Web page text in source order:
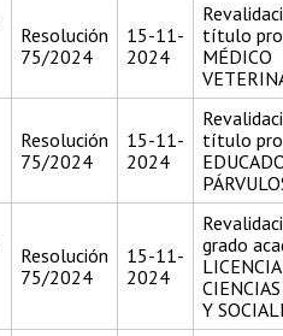
Resolución
75/2024
15-11-
2024
título
MÉDICO
Resolución
75/2024
15-11-
2024
título
Resolución
75/2024
15-11-
2024
grado
Y